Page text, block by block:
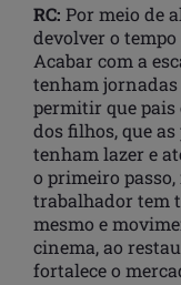
RC: Por meio de
devolver o
Acabar com a
tenham
permitir que pais
dos filhos, que
tenham lazer e
o primeiro
trabalhador tem
mesmo e
cinema, ao
fortalece o